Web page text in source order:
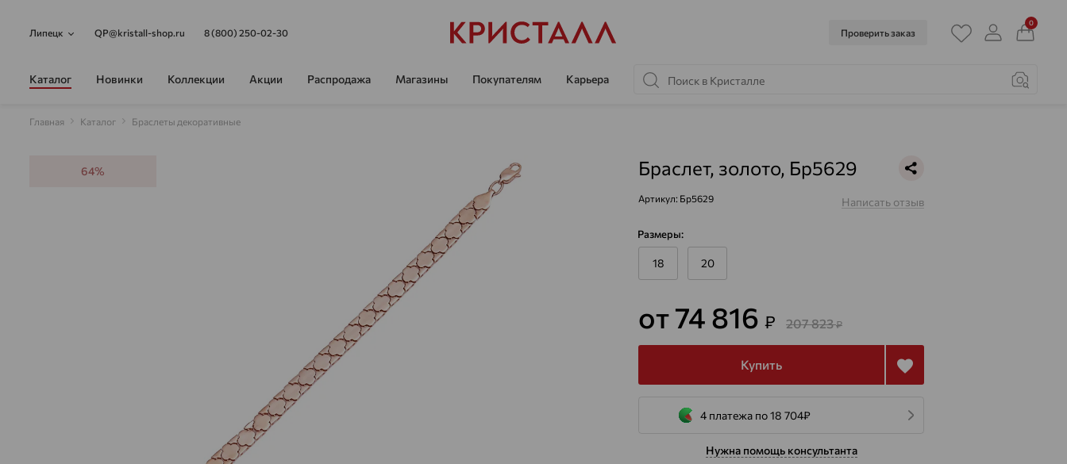
Липецк QP@kristall-shop.ru 8 (800) 250-02-30 Проверить заказ
0
Каталог Новинки Коллекции Акции Распродажа Магазины Покупателям Карьера
Главная Каталог Браслеты декоративные
64% Браслет, золото, Бр5629
Артикул: Бр5629 Написать отзыв
Размеры:
18 20
от 74 816 ₽ 207 823₽
Купить
4 платежа по 18 704₽
Нужна помощь консультанта